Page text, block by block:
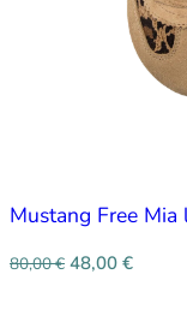
Mustang Free Mia
80,00€ 48,00 €